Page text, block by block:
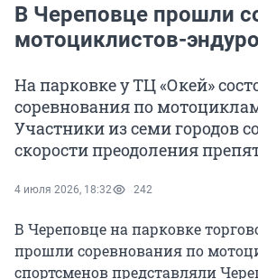
В Череповце прошли
мотоциклистов-эндуро
На парковке у ТЦ «Окей»
соревнования по
Участники из семи городов
скорости преодоления
4 июля 2026, 18:32 242
В Череповце на парковке
прошли соревнования по
спортсменов представляли